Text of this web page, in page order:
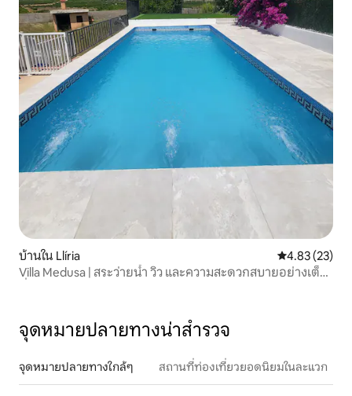
บ้านใน Llíria คะแนนเฉลี่ย
4.83 (23)
Villa Medusa | สระว่ายน้ำ วิว และความสะดวกสบายอย่างเต็ม
จุดหมายปลายทางน่าสำรวจ
จุดหมายปลายทางใกล้ๆ สถานที่ท่องเที่ยวยอดนิยมในละแวก